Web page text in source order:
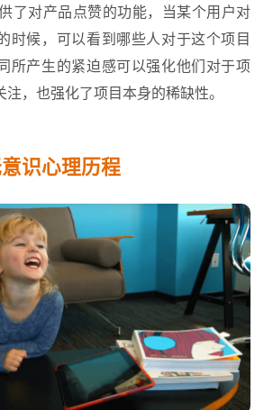
了对产品点赞的功能，当某个用户对
时候，可以看到哪些人对于这个项目
所产生的紧迫感可以强化他们对于项
，也强化了项目本身的稀缺性。
识心理历程